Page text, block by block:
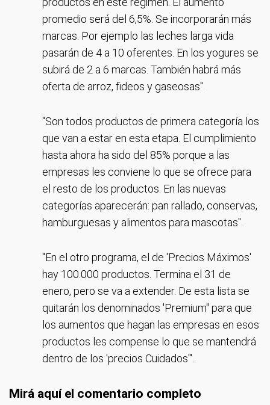
promedio será del 6,5%. Se incorporarán más
marcas. Por ejemplo las leches larga vida
pasarán de 4 a 10 oferentes. En los yogures se
subirá de 2 a 6 marcas. También habrá más
oferta de arroz, fideos y gaseosas".
"Son todos productos de primera categoría los
que van a estar en esta etapa. El cumplimiento
hasta ahora ha sido del 85% porque a las
empresas les conviene lo que se ofrece para
el resto de los productos. En las nuevas
categorías aparecerán: pan rallado, conservas,
hamburguesas y alimentos para mascotas".
"En el otro programa, el de 'Precios Máximos'
hay 100.000 productos. Termina el 31 de
enero, pero se va a extender. De esta lista se
quitarán los denominados 'Premium" para que
los aumentos que hagan las empresas en esos
productos les compense lo que se mantendrá
dentro de los 'precios Cuidados'".
Mirá aquí el comentario completo